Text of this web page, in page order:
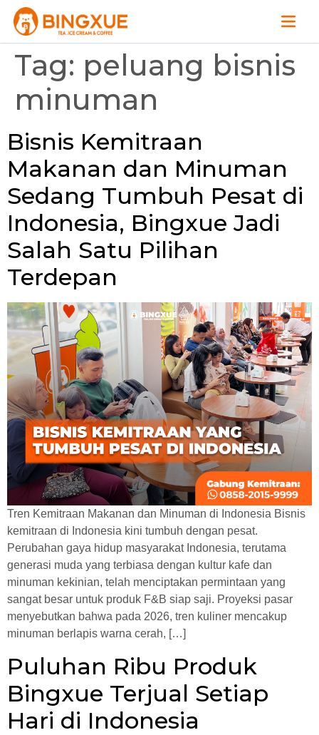
Tag: peluang bisnis
minuman
Bisnis Kemitraan
Makanan dan Minuman
Sedang Tumbuh Pesat di
Indonesia, Bingxue Jadi
Salah Satu Pilihan
Terdepan
Tren Kemitraan Makanan dan Minuman di Indonesia Bisnis
kemitraan di Indonesia kini tumbuh dengan pesat.
Perubahan gaya hidup masyarakat Indonesia, terutama
generasi muda yang terbiasa dengan kultur kafe dan
minuman kekinian, telah menciptakan permintaan yang
sangat besar untuk produk F&B siap saji. Proyeksi pasar
menyebutkan bahwa pada 2026, tren kuliner mencakup
minuman berlapis warna cerah, […]
Puluhan Ribu Produk
Bingxue Terjual Setiap
Hari di Indonesia